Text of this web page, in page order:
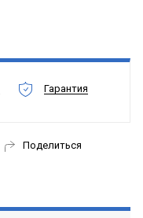
Гарантия
Поделиться